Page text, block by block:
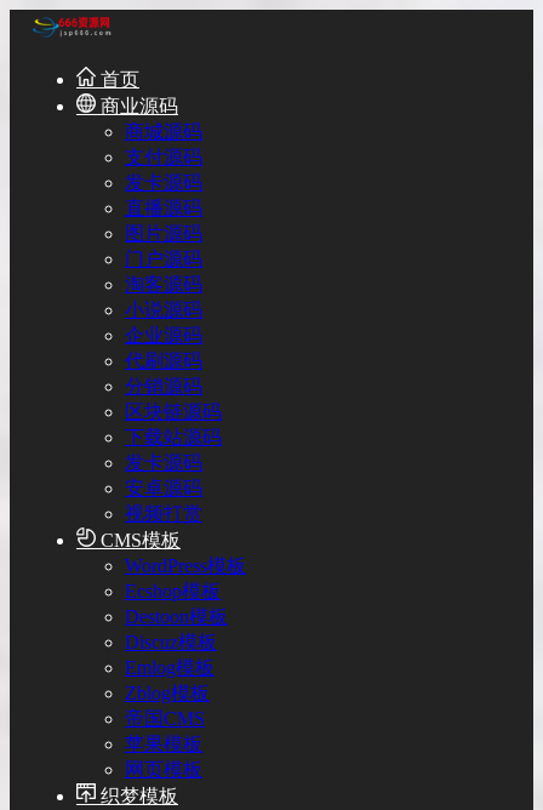
首页
商业源码
商城源码
支付源码
发卡源码
直播源码
图片源码
门户源码
淘客源码
小说源码
企业源码
代刷源码
分销源码
区块链源码
下载站源码
发卡源码
安卓源码
视频打赏
CMS模板
WordPress模板
Ecshop模板
Destoon模板
Discuz模板
Emlog模板
Zblog模板
帝国CMS
苹果模板
网页模板
织梦模板